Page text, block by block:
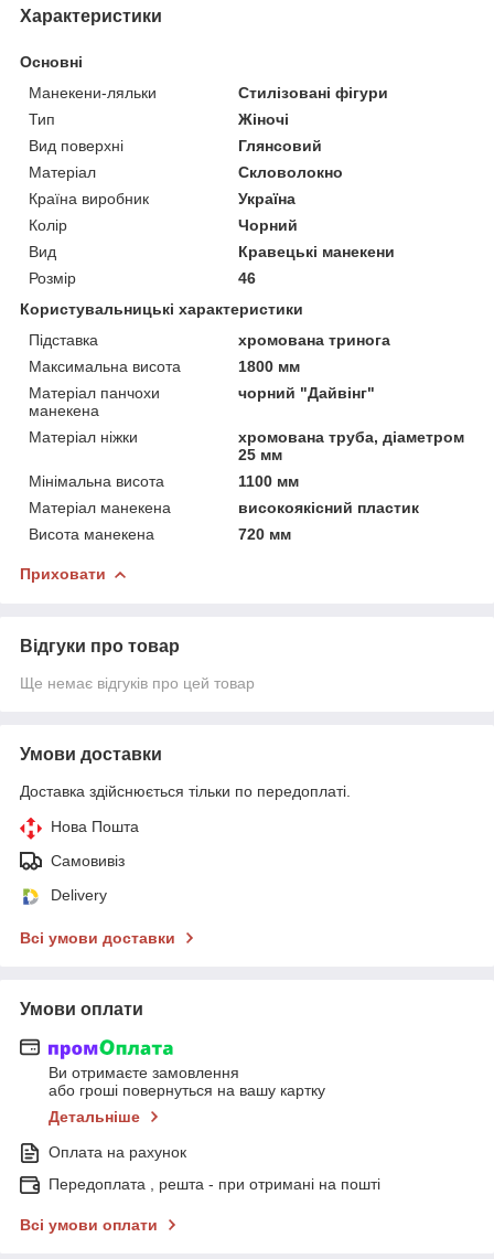
Характеристики
Основні
Манекени-ляльки
Стилізовані фігури
Тип
Жіночі
Вид поверхні
Глянсовий
Матеріал
Скловолокно
Країна виробник
Україна
Колір
Чорний
Вид
Кравецькі манекени
Розмір
46
Користувальницькі характеристики
Підставка
хромована тринога
Максимальна висота
1800 мм
Матеріал панчохи
манекена
чорний "Дайвінг"
Матеріал ніжки
хромована труба, діаметром
25 мм
Мінімальна висота
1100 мм
Матеріал манекена
високоякісний пластик
Висота манекена
720 мм
Приховати
Відгуки про товар
Ще немає відгуків про цей товар
Умови доставки
Доставка здійснюється тільки по передоплаті.
Нова Пошта
Самовивіз
Delivery
Всі умови доставки
Умови оплати
Ви отримаєте замовлення
або гроші повернуться на вашу картку
Детальніше
Оплата на рахунок
Передоплата , решта - при отримані на пошті
Всі умови оплати